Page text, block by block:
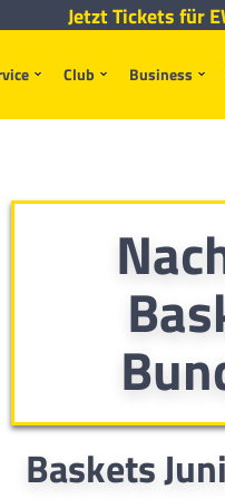
Club Business
Jetzt Tickets für
Baskets